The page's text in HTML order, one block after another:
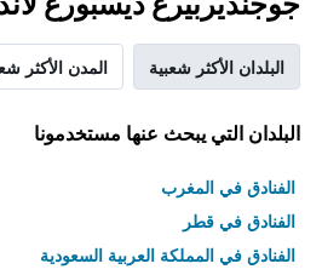
البلدان الأكثر شعبية المدن الأكثر
البلدان التي يبحث عنها مستخدمونا
الفنادق في المغرب
الفنادق في قطر
الفنادق في المملكة العربية السعودية